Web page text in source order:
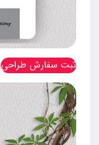
ثبت سفارش طراحی